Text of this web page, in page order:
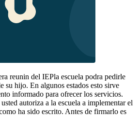
reunin del IEPla escuela podra pedirle
su hijo. En algunos estados esto sirve
informado para ofrecer los servicios.
autoriza a la escuela a implementar el
ha sido escrito. Antes de firmarlo es